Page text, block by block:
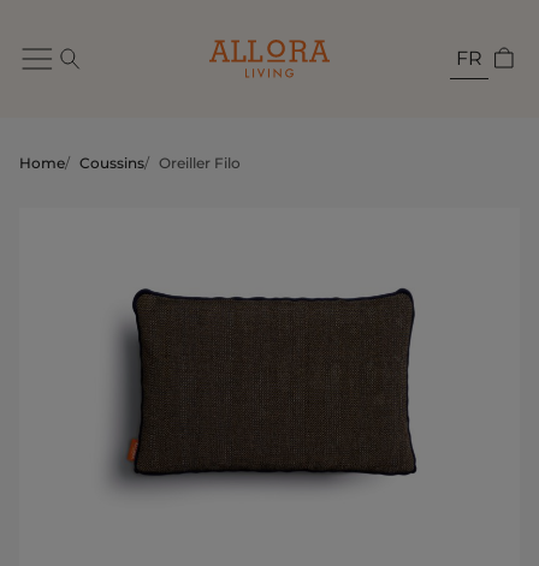
FR
Home/ Coussins/ Oreiller Filo